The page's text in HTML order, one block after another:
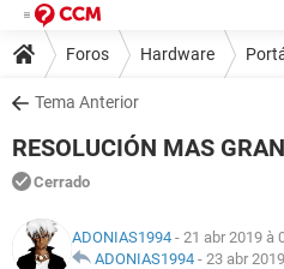
Foros Hardware
Tema Anterior
RESOLUCIÓN MAS
Cerrado
ADONIAS1994 - 21 abr 2019 à
ADONIAS1994 - 23 abr